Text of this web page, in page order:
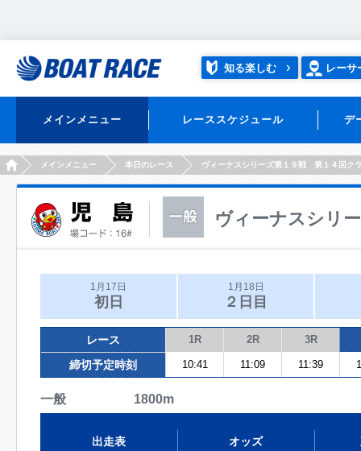
知る楽しむ レーサ
メインメニュー レーススケジュール デ
HOMEメインメニュー 本日のレース ヴィーナスシリーズ第１９戦 第１４回ク
ヴィーナスシリ
1月17日
初日
1月18日
２日目
レース 1R 2R 3R
締切予定時刻 10:41 11:09 11:39
一般 1800m
出走表 オッズ